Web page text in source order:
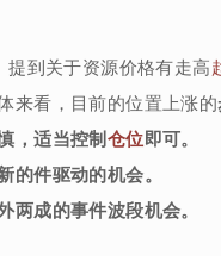
提到关于资源价格有走高
来看，目前的位置上涨的
，适当控制 仓位即可。
的件驱动的机会。
两成的事件波段机会。